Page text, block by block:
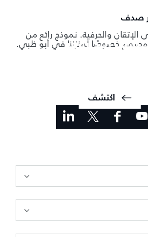
صدف
والحرفية. نموذج رائع من
مصمم خصوصًا لمنزلنا في أبو ظبي.
رينج روڤر
اكتشف